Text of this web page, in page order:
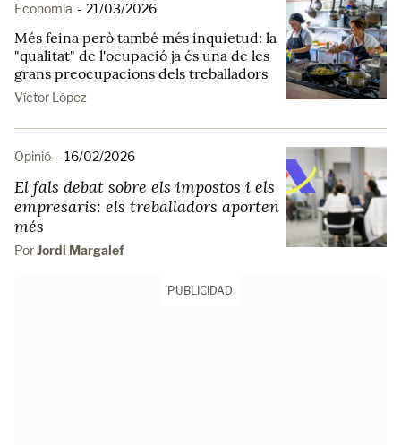
Economia - 21/03/2026
Més feina però també més inquietud: la
"qualitat" de l'ocupació ja és una de les
grans preocupacions dels treballadors
Víctor López
Opinió - 16/02/2026
El fals debat sobre els impostos i els
empresaris: els treballadors aporten
més
PorJordi Margalef
PUBLICIDAD